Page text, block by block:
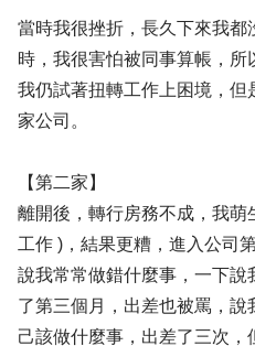
當時我很挫折，長久下來我
時，我很害怕被同事算帳，所
我仍試著扭轉工作上困境，
家公司。
【第二家】
離開後，轉行房務不成，我萌
工作 )，結果更糟，進入公司
說我常常做錯什麼事，一下說
了第三個月，出差也被罵，
己該做什麼事，出差了三次，